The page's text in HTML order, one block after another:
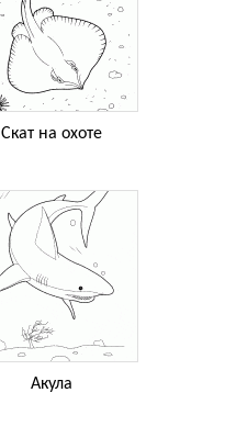
Скат на охоте
Акула